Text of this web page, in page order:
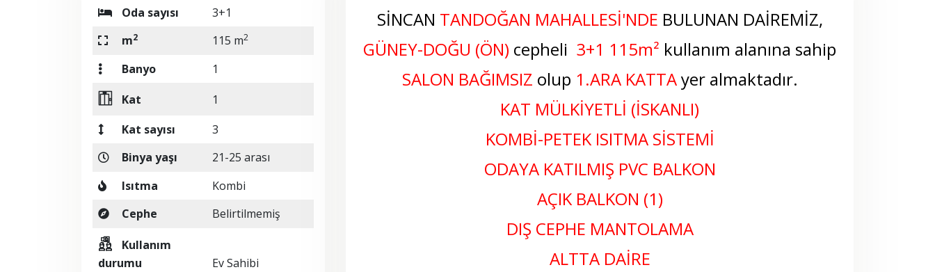
Oda sayısı
3+1
m2 115 m2
Banyo
1
Kat
1
Kat sayısı
3
Binya yaşı
21-25 arası
Isıtma
Kombi
Cephe
Belirtilmemiş
Kullanım
durumu
Ev Sahibi
SİNCAN TANDOĞAN MAHALLESİ'NDE BULUNAN DAİREMİZ,
GÜNEY-DOĞU (ÖN) cepheli 3+1 115m² kullanım alanına sahip
SALON BAĞIMSIZ olup 1.ARA KATTAyer almaktadır.
KAT MÜLKİYETLİ (İSKANLI)
KOMBİ-PETEK ISITMA SİSTEMİ
ODAYA KATILMIŞ PVC BALKON
AÇIK BALKON (1)
DIŞ CEPHE MANTOLAMA
ALTTA DAİRE